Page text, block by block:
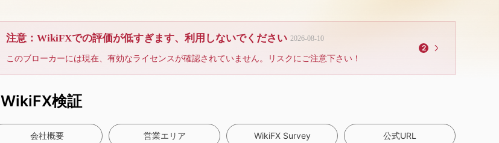
注意：WikiFXでの評価が低すぎます、利用しないでください 2026-08-10
このブローカーには現在、有効なライセンスが確認されていません。リスクにご注意下さい！
2
WikiFX検証
会社概要 営業エリア WikiFX Survey 公式URL